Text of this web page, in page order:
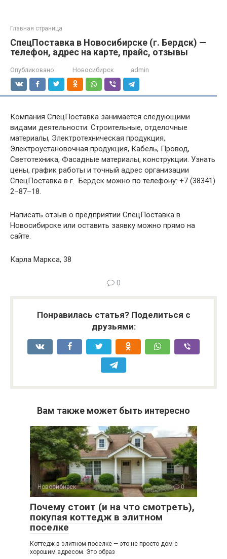
Главная страница
СпецПоставка в Новосибирске (г. Бердск) —
телефон, адрес на карте, прайс, отзывы
Опубликовано: Новосибирск admin
Компания СпецПоставка занимается следующими
видами деятельности: Строительные, отделочные
материалы, Электротехническая продукция,
Электроустановочная продукция, Кабель, Провод,
Светотехника, Фасадные материалы, конструкции. Узнать
цены, график работы и точный адрес организации
СпецПоставка в г. Бердск можно по телефону: +7 (38341)
2–87–18.
Написать отзыв о предприятии СпецПоставка в
Новосибирске или оставить заявку можно прямо на
сайте.
Карла Маркса, 38
0
Понравилась статья? Поделиться с
друзьями:
Вам также может быть интересно
Новосибирск 0
Почему стоит (и на что смотреть),
покупая коттедж в элитном
поселке
Коттедж в элитном поселке — это не просто дом с
хорошим адресом. Это образ